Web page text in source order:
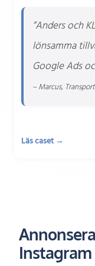
”Anders och
lönsamma
Google Ads
– Marcus,
Läs caset →
Instagram